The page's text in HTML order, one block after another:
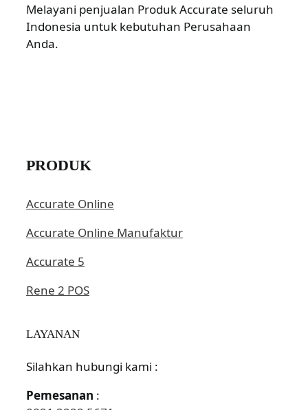
Melayani penjualan Produk Accurate seluruh
Indonesia untuk kebutuhan Perusahaan
Anda.
PRODUK
Accurate Online
Accurate Online Manufaktur
Accurate 5
Rene 2 POS
LAYANAN
Silahkan hubungi kami :
Pemesanan :